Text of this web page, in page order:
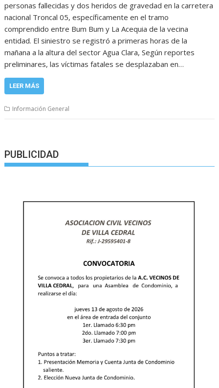
personas fallecidas y dos heridos de gravedad en la carretera
nacional Troncal 05, específicamente en el tramo
comprendido entre Bum Bum y La Acequia de la vecina
entidad. El siniestro se registró a primeras horas de la
mañana a la altura del sector Agua Clara, Según reportes
preliminares, las víctimas fatales se desplazaban en…
LEER MÁS
Información General
PUBLICIDAD